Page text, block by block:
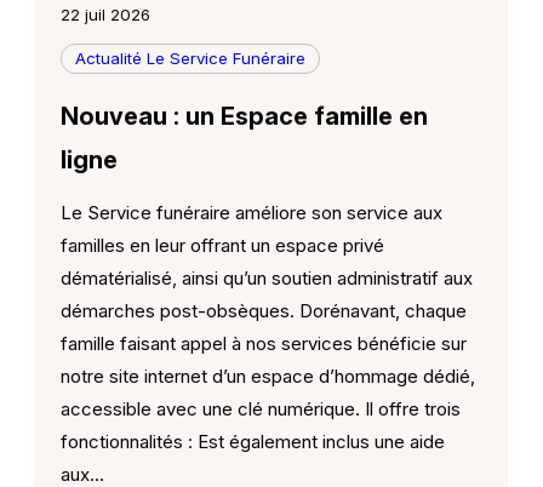
22 juil 2026
Actualité Le Service Funéraire
Nouveau : un Espace famille en
ligne
Le Service funéraire améliore son service aux
familles en leur offrant un espace privé
dématérialisé, ainsi qu’un soutien administratif aux
démarches post-obsèques. Dorénavant, chaque
famille faisant appel à nos services bénéficie sur
notre site internet d’un espace d’hommage dédié,
accessible avec une clé numérique. Il offre trois
fonctionnalités : Est également inclus une aide
aux…